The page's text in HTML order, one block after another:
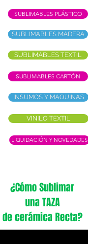
SUBLIMABLES MADERA
SUBLIMABLES PLÁSTICO
SUBLIMABLES TEXTIL
INSUMOS Y MAQUINAS
LIQUIDACIÓN Y NOVEDADES
SUBLIMABLES CARTÓN
¿Cómo Sublimar
una TAZA
de cerámica Recta?
VINILO TEXTIL